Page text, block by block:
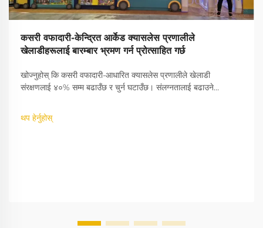
कसरी वफादारी-केन्द्रित आर्केड क्यासलेस प्रणालीले
खेलाडीहरूलाई बारम्बार भ्रमण गर्न प्रोत्साहित गर्छ
खोज्नुहोस् कि कसरी वफादारी-आधारित क्यासलेस प्रणालीले खेलाडी
संरक्षणलाई ४०% सम्म बढाउँछ र चुर्न घटाउँछ। संलग्नतालाई बढाउने
अन्वेषण गर्नुहोस्।
थप हेर्नुहोस्